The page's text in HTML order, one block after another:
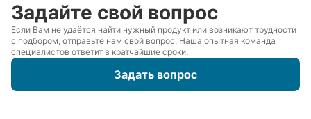
Задайте свой вопрос
Если Вам не удаётся найти нужный продукт или возникают трудности
с подбором, отправьте нам свой вопрос. Наша опытная команда
специалистов ответит в кратчайшие сроки.
Задать вопрос